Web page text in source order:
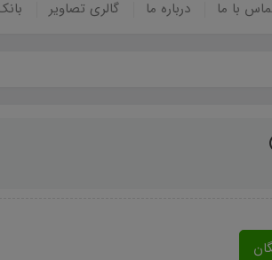
با ما درباره ما گالری تصاویر